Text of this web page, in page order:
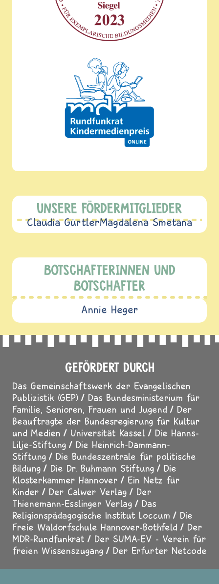
UNSERE FÖRDERMITGLIEDER
Claudia GürtlerMagdalena Smetana
BOTSCHAFTERINNEN UND
BOTSCHAFTER
Annie Heger
GEFÖRDERT DURCH
Das Gemeinschaftswerk der Evangelischen
Publizistik (GEP)
Das Bundesministerium für
Familie, Senioren, Frauen und Jugend
Der
Beauftragte der Bundesregierung für Kultur
und Medien
Universität Kassel
Die Hanns-
Lilje-Stiftung
Die Heinrich-Dammann-
Stiftung
Die Bundeszentrale für politische
Bildung
Die Dr. Buhmann Stiftung
Die
Klosterkammer Hannover
Ein Netz für
Kinder
Der Calwer Verlag
Der
Thienemann-Esslinger Verlag
Das
Religionspädagogische Institut Loccum
Die
Freie Waldorfschule Hannover-Bothfeld
Der
MDR-Rundfunkrat
Der SUMA-EV - Verein für
freien Wissenszugang
Der Erfurter Netcode